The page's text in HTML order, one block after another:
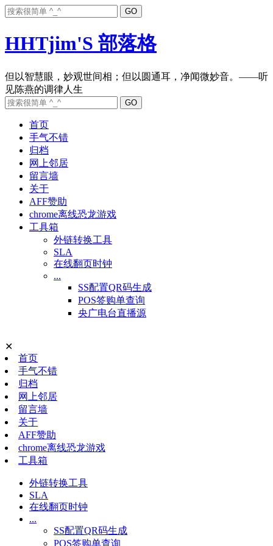
HHTjim'S 部落格
但以智慧眼，妙观世间相；但以圆通耳，净闻微妙音。——听
首页
手气不错
归档
网上邻居
留言墙
关于
AFF赞助
chrome离线恐龙游戏
工具箱
外链转换工具
SLA
在线翻页时钟
...
SS配置QR码生成
POS签购单查询
央广电台直播源
✕
首页
手气不错
归档
网上邻居
留言墙
关于
AFF赞助
chrome离线恐龙游戏
工具箱
外链转换工具
SLA
在线翻页时钟
...
SS配置QR码生成
POS签购单查询